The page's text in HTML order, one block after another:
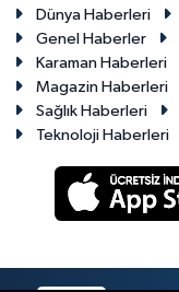
Dünya Haberleri
Genel Haberler
Karaman Haberleri
Magazin Haberleri
Sağlık Haberleri
Teknoloji Haberleri